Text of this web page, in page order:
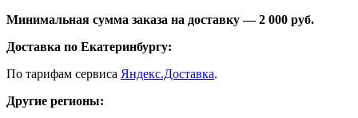
Минимальная сумма заказа на доставку — 2 000 руб.
Доставка по Екатеринбургу:
По тарифам сервиса Яндекс.Доставка.
Другие регионы: